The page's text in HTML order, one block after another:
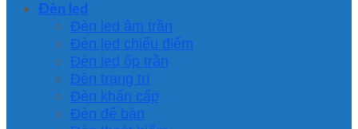
Đèn led
Đèn led âm trần
Đèn led chiếu điểm
Đèn led ốp trần
Đèn trang trí
Đèn khẩn cấp
Đèn để bàn